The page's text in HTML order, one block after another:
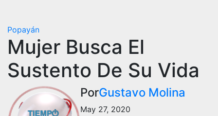
Popayán
Mujer Busca El
Sustento De Su Vida
PorGustavo Molina
May 27, 2020